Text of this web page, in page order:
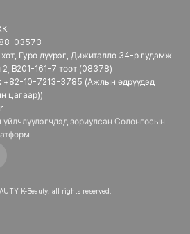
88-03573
Гуро дүүрэг, Дижиталло 34-р гудамж
B201-161-7 тоот (08378)
: +82-10-7213-3785 (Ажлын өдрүүдэд
цагаар))
үйлчлүүлэгчдэд зориулсан Солонгосын
K-Beauty. all rights reserved.